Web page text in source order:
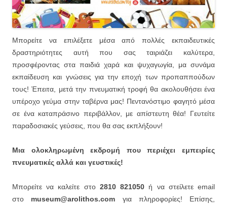
Μπορείτε να επιλέξετε μέσα από πολλές εκπαιδευτικές
δραστηριότητες αυτή που σας ταιριάζει καλύτερα,
προσφέροντας στα παιδιά χαρά και ψυχαγωγία, μα συνάμα
εκπαίδευση και γνώσεις για την εποχή των προπαππούδων
τους! Έπειτα, μετά την πνευματική τροφή θα ακολουθήσει ένα
υπέροχο γεύμα στην ταβέρνα μας! Πεντανόστιμο φαγητό μέσα
σε ένα καταπράσινο περιβάλλον, με απίστευτη θέα! Γευτείτε
παραδοσιακές γεύσεις, που θα σας εκπλήξουν!
Μια ολοκληρωμένη εκδρομή που περιέχει εμπειρίες
πνευματικές αλλά και γευστικές!
Μπορείτε να καλείτε στο 2810 821050 ή να στείλετε email
στο museum@arolithos.com για πληροφορίες! Επίσης,